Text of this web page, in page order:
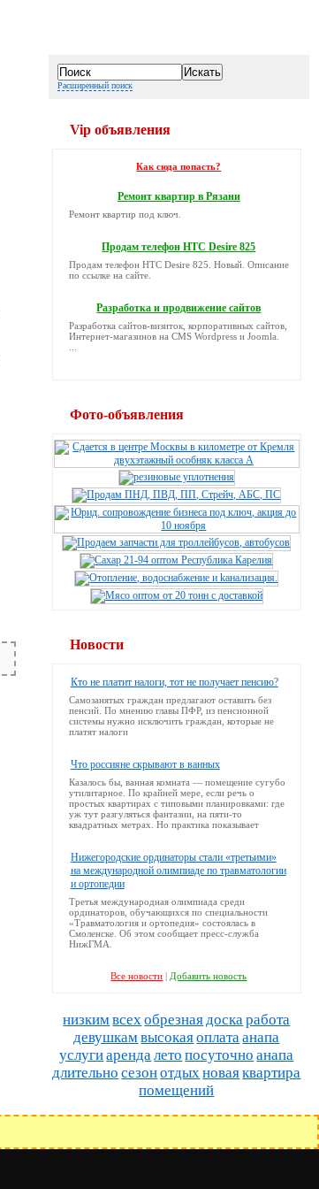
Расширенный поиск
Vip объявления
Как сюда попасть?
Ремонт квартир в Рязани
Ремонт квартир под ключ.
Продам телефон HTC Desire 825
Продам телефон HTC Desire 825. Новый. Описание
по ссылке на сайте.
Разработка и продвижение сайтов
Разработка сайтов-визиток, корпоративных сайтов,
Интернет-магазинов на CMS Wordpress и Joomla.
Фото-объявления
Новости
Кто не платит налоги, тот не получает пенсию?
Самозанятых граждан предлагают оставить без
пенсий. По мнению главы ПФР, из пенсионной
системы нужно исключить граждан, которые не
платят налоги
Что россияне скрывают в ванных
Казалось бы, ванная комната — помещение сугубо
утилитарное. По крайней мере, если речь о
простых квартирах с типовыми планировками: где
уж тут разгуляться фантазии, на пяти-то
квадратных метрах. Но практика показывает
Нижегородские ординаторы стали «третьими»
на международной олимпиаде по травматологии
и ортопедии
Третья международная олимпиада среди
ординаторов, обучающихся по специальности
«Травматология и ортопедия» состоялась в
Смоленске. Об этом сообщает пресс-служба
НижГМА.
Все новости | Добавить новость
низкимвсехобрезнаядоскарабoта
девушкамвысокaяоплатаанaпа
услугиарендалето посуточно анапа
длительно сезонотдыхноваяквартира
помещений